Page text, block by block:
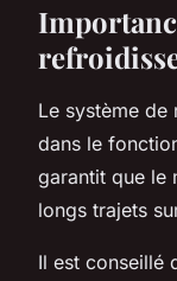
Le système
dans le
garantit que le
longs trajets
Il est conseillé